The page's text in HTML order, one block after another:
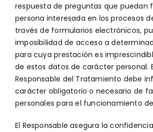
respuesta de preguntas que puedan
persona interesada en los procesos
través de formularios electrónicos,
imposibilidad de acceso a
para cuya prestación es
de estos datos de carácter personal.
Responsable del Tratamiento debe
carácter obligatorio o necesario de
personales para el funcionamiento
El Responsable asegura la